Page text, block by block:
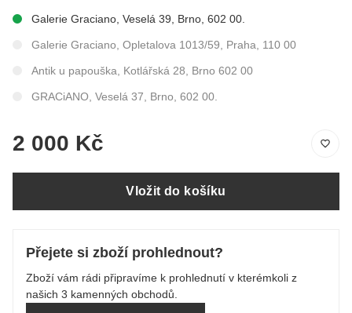
Galerie Graciano, Veselá 39, Brno, 602 00.
Galerie Graciano, Opletalova 1013/59, Praha, 110 00
Antik u papouška, Kotlářská 28, Brno 602 00
GRACiANO, Veselá 37, Brno, 602 00.
2 000 Kč
Vložit do košíku
Přejete si zboží prohlednout?
Zboží vám rádi připravíme k prohlednutí v kterémkoli z
našich 3 kamenných obchodů.